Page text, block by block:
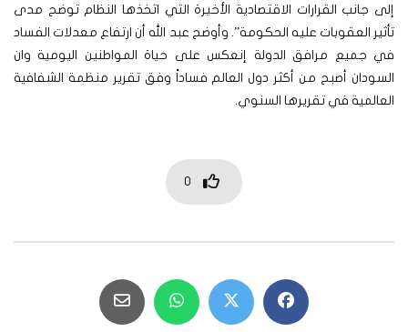
إلى جانب القرارات الاقتصادية الأخيرة التي اتخذها النظام توضح مدى
تأثير العقوبات عليه الحكومة”. وأوضح عبد الله أن ارتفاع معدلات الفساد
في جميع مرافق الدولة إنعكس على حياة المواطنين اليومية وان
السودان أصبح من أكثر دول العالم فساداً وفق تقرير منظمة الشفافية
العالمية في تقريرها السنوي.
0